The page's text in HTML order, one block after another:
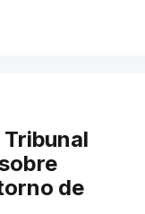
transparente".
os apoios
a dar
de